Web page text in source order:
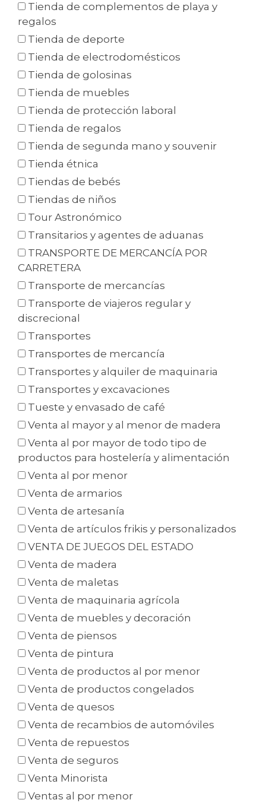
Tienda de complementos de playa y
regalos
Tienda de deporte
Tienda de electrodomésticos
Tienda de golosinas
Tienda de muebles
Tienda de protección laboral
Tienda de regalos
Tienda de segunda mano y souvenir
Tienda étnica
Tiendas de bebés
Tiendas de niños
Tour Astronómico
Transitarios y agentes de aduanas
TRANSPORTE DE MERCANCÍA POR
CARRETERA
Transporte de mercancías
Transporte de viajeros regular y
discrecional
Transportes
Transportes de mercancía
Transportes y alquiler de maquinaria
Transportes y excavaciones
Tueste y envasado de café
Venta al mayor y al menor de madera
Venta al por mayor de todo tipo de
productos para hostelería y alimentación
Venta al por menor
Venta de armarios
Venta de artesanía
Venta de artículos frikis y personalizados
VENTA DE JUEGOS DEL ESTADO
Venta de madera
Venta de maletas
Venta de maquinaria agrícola
Venta de muebles y decoración
Venta de piensos
Venta de pintura
Venta de productos al por menor
Venta de productos congelados
Venta de quesos
Venta de recambios de automóviles
Venta de repuestos
Venta de seguros
Venta Minorista
Ventas al por menor